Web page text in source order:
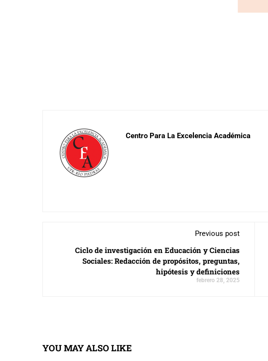
Centro Para La Excelencia Académica
Previous post
Ciclo de investigación en Educación y Ciencias
Sociales: Redacción de propósitos, preguntas,
hipótesis y definiciones
febrero 28, 2025
YOU MAY ALSO LIKE